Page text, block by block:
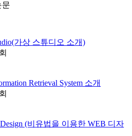
문
가상 스튜디오 소개)
Retrieval System 소개
Design (비유법을 이용한 WEB 디자